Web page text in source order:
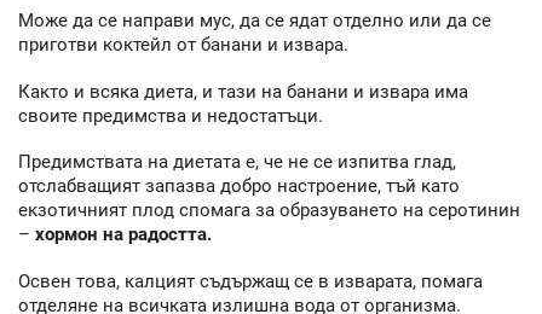
Може да се направи мус, да се ядат отделно или да се
приготви коктейл от банани и извара.
Както и всяка диета, и тази на банани и извара има
своите предимства и недостатъци.
Предимствата на диетата е, че не се изпитва глад,
отслабващият запазва добро настроение, тъй като
екзотичният плод спомага за образуването на серотинин
– хормон на радостта.
Освен това, калцият съдържащ се в изварата, помага
отделяне на всичката излишна вода от организма.